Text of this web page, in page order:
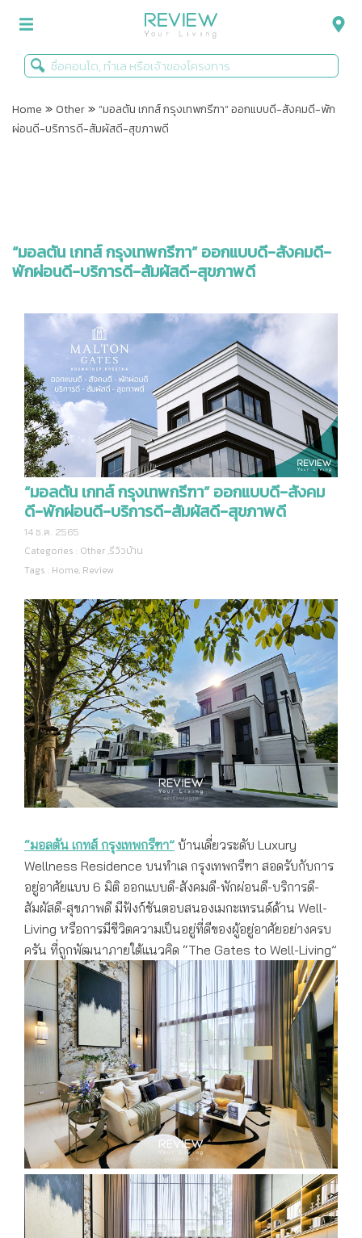
รีวิวคอนโด
Infographic
ข่าวโปรโมชั่น
Home »Other»“มอลตัน เกทส์ กรุงเทพกรีฑา” ออกแบบดี-สังคมดี-พัก
ผ่อนดี-บริการดี-สัมผัสดี-สุขภาพดี
“มอลตัน เกทส์ กรุงเทพกรีฑา” ออกแบบดี-สังคมดี-
พักผ่อนดี-บริการดี-สัมผัสดี-สุขภาพดี
“มอลตัน เกทส์ กรุงเทพกรีฑา” ออกแบบดี-สังคม
ดี-พักผ่อนดี-บริการดี-สัมผัสดี-สุขภาพดี
14 ธ.ค. 2565
Categories : Other ,รีวิวบ้าน
Tags : Home, Review
“มอลตัน เกทส์ กรุงเทพกรีฑา” บ้านเดี่ยวระดับ Luxury
Wellness Residence บนทำเล กรุงเทพกรีฑา สอดรับกับการ
อยู่อาศัยแบบ 6 มิติ ออกแบบดี-สังคมดี-พักผ่อนดี-บริการดี-
สัมผัสดี-สุขภาพดี มีฟังก์ชันตอบสนองเมกะเทรนด์ด้าน Well-
Living หรือการมีชีวิตความเป็นอยู่ที่ดีของผู้อยู่อาศัยอย่างครบ
ครัน ที่ถูกพัฒนาภายใต้แนวคิด “The Gates to Well-Living”